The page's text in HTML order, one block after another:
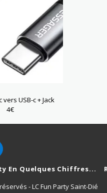
vers USB-c + Jack
4€
En Quelques Chiffres...
-LC Fun Party Saint-Dié